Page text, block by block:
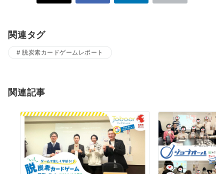
関連タグ
脱炭素カードゲームレポート
関連記事